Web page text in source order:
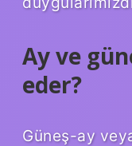
Ay ve
eder?
Güneş-ay